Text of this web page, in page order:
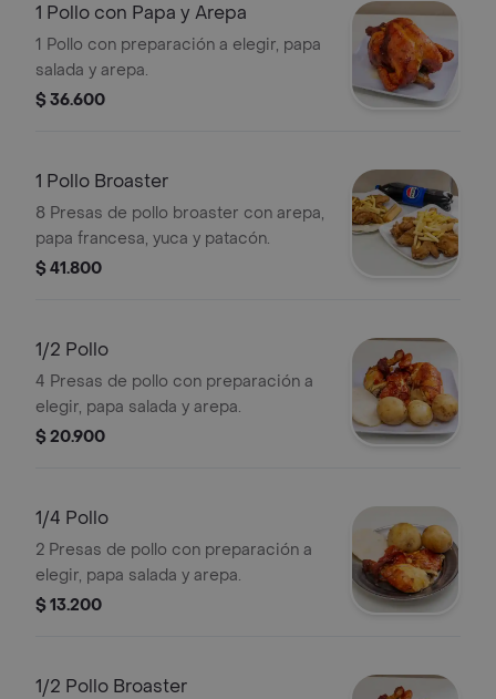
1 Pollo con Papa y Arepa
1 Pollo con preparación a elegir, papa
salada y arepa.
$ 36.600
1 Pollo Broaster
8 Presas de pollo broaster con arepa,
papa francesa, yuca y patacón.
$ 41.800
1/2 Pollo
4 Presas de pollo con preparación a
elegir, papa salada y arepa.
$ 20.900
1/4 Pollo
2 Presas de pollo con preparación a
elegir, papa salada y arepa.
$ 13.200
1/2 Pollo Broaster